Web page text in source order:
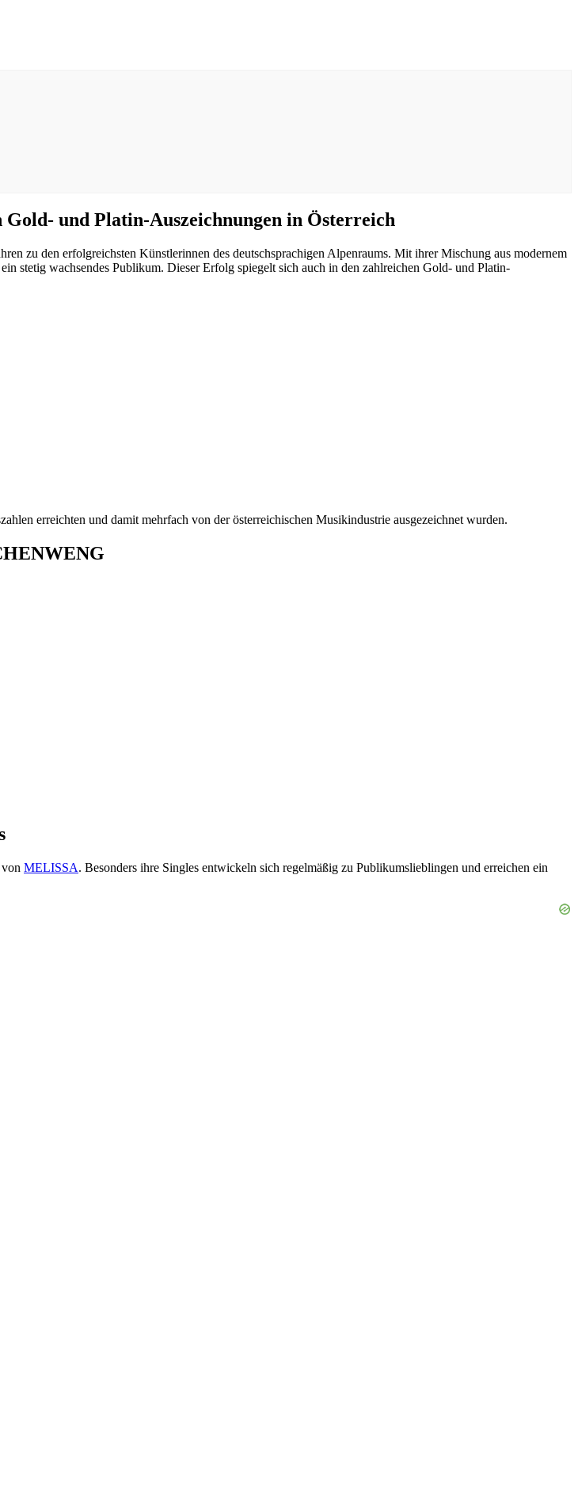
und Platin-Auszeichnungen in Österreich
zu den erfolgreichsten Künstlerinnen des deutschsprachigen Alpenraums. Mit ihrer Mischung aus modernem
stetig wachsendes Publikum. Dieser Erfolg spiegelt sich auch in den zahlreichen Gold- und Platin-
erreichten und damit mehrfach von der österreichischen Musikindustrie ausgezeichnet wurden.
MELISSA. Besonders ihre Singles entwickeln sich regelmäßig zu Publikumslieblingen und erreichen ein